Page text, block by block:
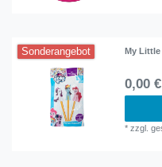
Sonderangebot My
0,00
*zzgl.